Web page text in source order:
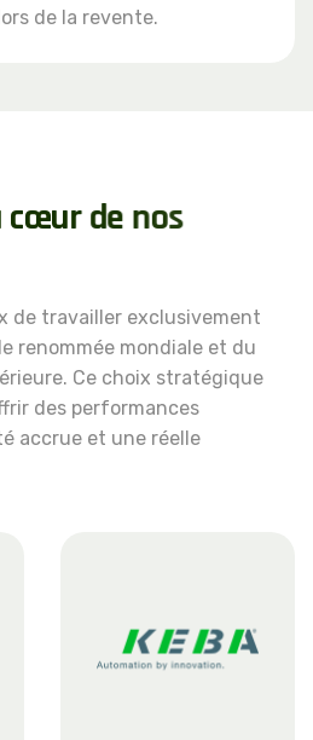
de la revente.
cœur de nos
de travailler exclusivement
renommée mondiale et du
Ce choix stratégique
des performances
accrue et une réelle